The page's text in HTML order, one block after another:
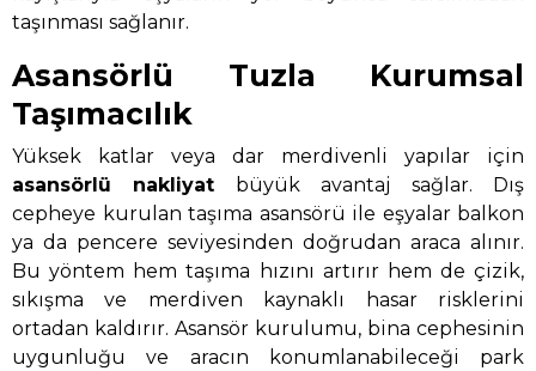
taşınması sağlanır.
Asansörlü Tuzla Kurumsal
Taşımacılık
Yüksek katlar veya dar merdivenli yapılar için
asansörlü nakliyat büyük avantaj sağlar. Dış
cepheye kurulan taşıma asansörü ile eşyalar balkon
ya da pencere seviyesinden doğrudan araca alınır.
Bu yöntem hem taşıma hızını artırır hem de çizik,
sıkışma ve merdiven kaynaklı hasar risklerini
ortadan kaldırır. Asansör kurulumu, bina cephesinin
uygunluğu ve aracın konumlanabileceği park